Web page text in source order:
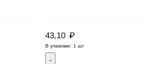
43,10 ₽
В упаковке: 1 шт